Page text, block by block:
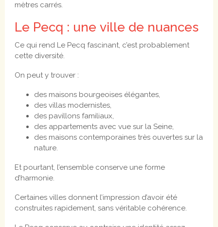
mètres carrés.
Le Pecq : une ville de nuances
Ce qui rend Le Pecq fascinant, c’est probablement
cette diversité.
On peut y trouver :
des maisons bourgeoises élégantes,
des villas modernistes,
des pavillons familiaux,
des appartements avec vue sur la Seine,
des maisons contemporaines très ouvertes sur la
nature.
Et pourtant, l’ensemble conserve une forme
d’harmonie.
Certaines villes donnent l’impression d’avoir été
construites rapidement, sans véritable cohérence.